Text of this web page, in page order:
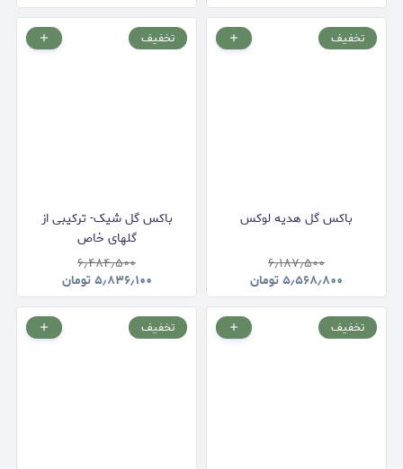
تخفیف
باکس گل هدیه لوکس
۶٫۱۸۷٫۵۰۰
۵٫۵۶۸٫۸۰۰تومان
تخفیف
باکس گل شیک- ترکیبی از
گلهای خاص
۶٫۴۸۴٫۵۰۰
۵٫۸۳۶٫۱۰۰تومان
تخفیف تخفیف